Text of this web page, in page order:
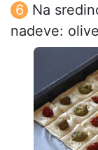
Na
nadeve: